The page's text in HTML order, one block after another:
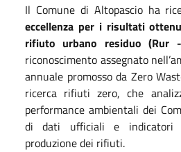
Il Comune di Altopascio ha
eccellenza per i risultati
rifiuto urbano residuo (Rur
riconoscimento assegnato
annuale promosso da Zero
ricerca rifiuti zero, che
performance ambientali dei
di dati ufficiali e indicatori
produzione dei rifiuti.